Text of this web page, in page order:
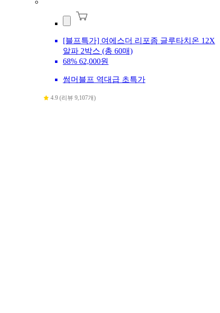
[블프특가] 여에스더 리포좀 글루타치온 12X
알파 2박스 (총 60매)
68% 62,000원
썸머블프 역대급 초특가
4.9 (리뷰 9,107개)